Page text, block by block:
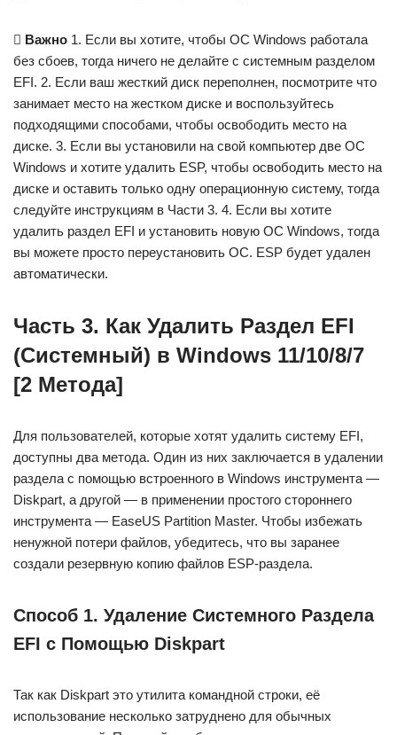
 Важно 1. Если вы хотите, чтобы ОС Windows работала
без сбоев, тогда ничего не делайте с системным разделом
EFI. 2. Если ваш жесткий диск переполнен, посмотрите что
занимает место на жестком диске и воспользуйтесь
подходящими способами, чтобы освободить место на
диске. 3. Если вы установили на свой компьютер две ОС
Windows и хотите удалить ESP, чтобы освободить место на
диске и оставить только одну операционную систему, тогда
следуйте инструкциям в Части 3. 4. Если вы хотите
удалить раздел EFI и установить новую ОС Windows, тогда
вы можете просто переустановить ОС. ESP будет удален
автоматически.
Часть 3. Как Удалить Раздел EFI
(Системный) в Windows 11/10/8/7
[2 Метода]
Для пользователей, которые хотят удалить систему EFI,
доступны два метода. Один из них заключается в удалении
раздела с помощью встроенного в Windows инструмента —
Diskpart, а другой — в применении простого стороннего
инструмента — EaseUS Partition Master. Чтобы избежать
ненужной потери файлов, убедитесь, что вы заранее
создали резервную копию файлов ESP-раздела.
Способ 1. Удаление Системного Раздела
EFI с Помощью Diskpart
Так как Diskpart это утилита командной строки, её
использование несколько затруднено для обычных